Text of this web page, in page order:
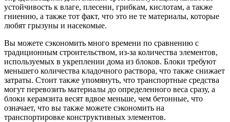
устойчивость к влаге, плесени, грибкам, кислотам, а также
гниению, а также тот факт, что это не те материалы, которые
любят грызуны и насекомые.
Вы можете сэкономить много времени по сравнению с
традиционным строительством, из-за количества элементов,
используемых в укреплении дома из блоков. Блоки требуют
меньшего количества кладочного раствора, что также снижает
затраты. Стоит также упомянуть, что транспортные средства
могут перевозить материалы до определенного веса сразу, а
блоки керамзита весят вдвое меньше, чем бетонные, что
означает, что вы также можете сэкономить на
транспортировке конструктивных элементов.